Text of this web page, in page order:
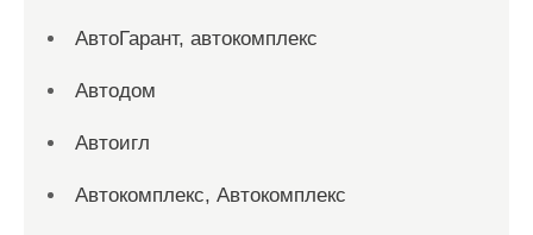
АвтоГарант, автокомплекс
Автодом
Автоигл
Автокомплекс, Автокомплекс